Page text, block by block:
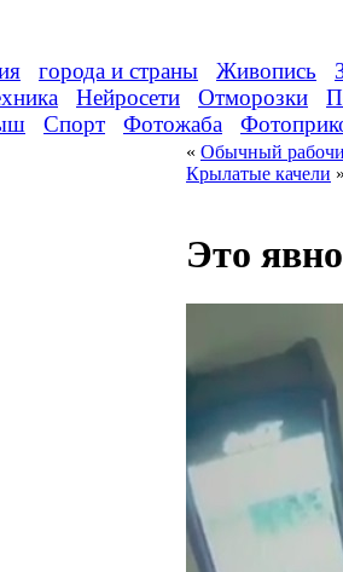
города и страны Живопись
Нейросети Отморозки
Спорт Фотожаба
« Обычный
Крылатые качели »
Это